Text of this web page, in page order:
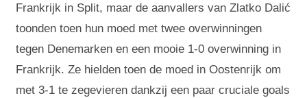
Frankrijk in Split, maar de aanvallers van Zlatko Dalić
toonden toen hun moed met twee overwinningen
tegen Denemarken en een mooie 1-0 overwinning in
Frankrijk. Ze hielden toen de moed in Oostenrijk om
met 3-1 te zegevieren dankzij een paar cruciale goals